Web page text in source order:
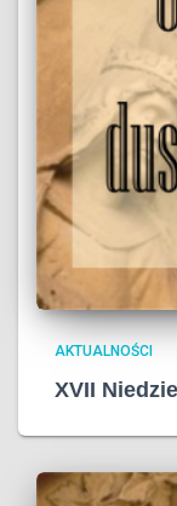
AKTUALNOŚCI
XVII